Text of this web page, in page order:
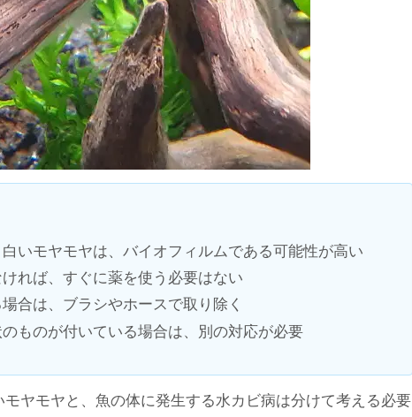
いモヤモヤは、バイオフィルムである可能性が高い
れば、すぐに薬を使う必要はない
合は、ブラシやホースで取り除く
ものが付いている場合は、別の対応が必要
ヤモヤと、魚の体に発生する水カビ病は分けて考える必要